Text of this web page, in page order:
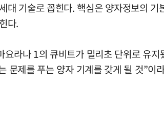
기술로 꼽힌다. 핵심은 양자정보의 기
다.
라나 1의 큐비트가 밀리초 단위로 유
문제를 푸는 양자 기계를 갖게 될 것”이